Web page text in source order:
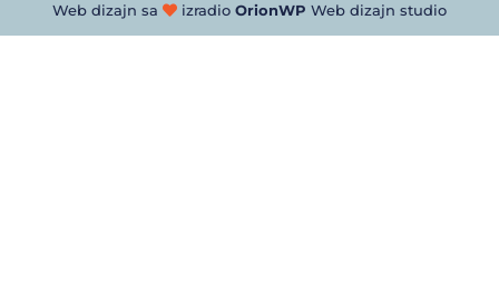
Web dizajn sa izradio OrionWP Web dizajn studio